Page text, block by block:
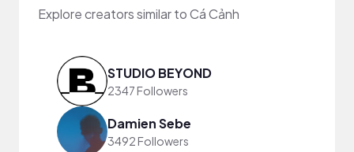
Explore creators similar to Cá Cảnh
STUDIO BEYOND
2347 Followers
Damien Sebe
3492 Followers